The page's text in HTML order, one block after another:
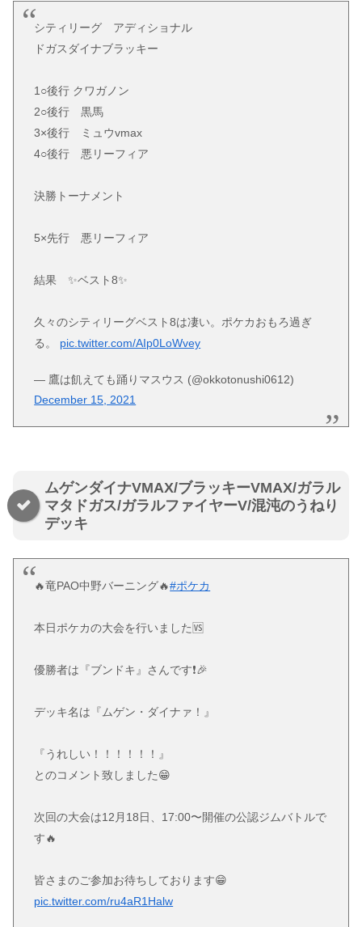
シティリーグ アディショナル
ドガスダイナブラッキー
1○後行 クワガノン
2○後行 黒馬
3×後行 ミュウvmax
4○後行 悪リーフィア
決勝トーナメント
5×先行 悪リーフィア
結果 ✨ベスト8✨
久々のシティリーグベスト8は凄い。ポケカおもろ過ぎ
る。 pic.twitter.com/AIp0LoWvey
— 鷹は飢えても踊りマスウス (@okkotonushi0612)
December 15, 2021
ムゲンダイナVMAX/ブラッキーVMAX/ガラル
マタドガス/ガラルファイヤーV/混沌のうねり
デッキ
🔥竜PAO中野バーニング🔥#ポケカ
本日ポケカの大会を行いました🆚
優勝者は『ブンドキ』さんです❗️🎉
デッキ名は『ムゲン・ダイナァ！』
『うれしい！！！！！！』
とのコメント致しました😁
次回の大会は12月18日、17:00〜開催の公認ジムバトルで
す🔥
皆さまのご参加お待ちしております😁
pic.twitter.com/ru4aR1Halw